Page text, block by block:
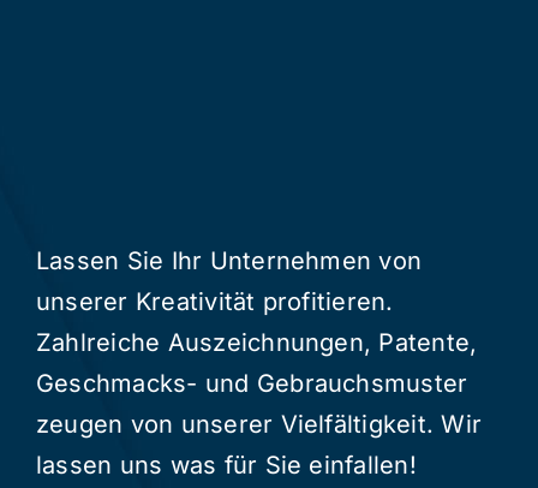
Lassen Sie Ihr Unternehmen von
unserer Kreativität profitieren.
Zahlreiche Auszeichnungen, Patente,
Geschmacks- und Gebrauchsmuster
zeugen von unserer Vielfältigkeit. Wir
lassen uns was für Sie einfallen!